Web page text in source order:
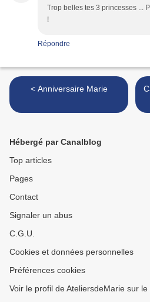
Trop belles tes 3 princesses ...
!
Répondre
< Anniversaire Marie
Hébergé par Canalblog
Top articles
Pages
Contact
Signaler un abus
C.G.U.
Cookies et données personnelles
Préférences cookies
Voir le profil de AteliersdeMarie sur